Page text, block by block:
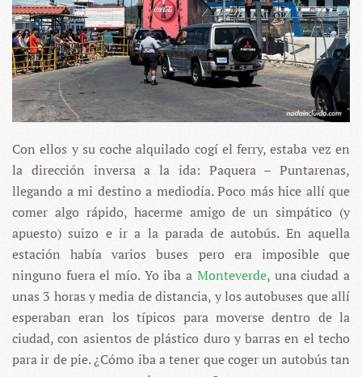
Con ellos y su coche alquilado cogí el ferry, estaba vez en
la dirección inversa a la ida: Paquera – Puntarenas,
llegando a mi destino a mediodía. Poco más hice allí que
comer algo rápido, hacerme amigo de un simpático (y
apuesto) suizo e ir a la parada de autobús. En aquella
estación había varios buses pero era imposible que
ninguno fuera el mío. Yo iba a Monteverde, una ciudad a
unas 3 horas y media de distancia, y los autobuses que allí
esperaban eran los típicos para moverse dentro de la
ciudad, con asientos de plástico duro y barras en el techo
para ir de pie. ¿Cómo iba a tener que coger un autobús tan